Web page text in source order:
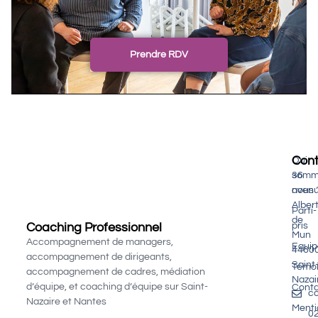
Prendre RDV
Coaching Professionnel
Accompagnement de managers,
accompagnement de dirigeants,
accompagnement de cadres, médiation
d’équipe, et coaching d’équipe sur Saint-
Nazaire et Nantes
Qui
nous
Parti-
pris
36
de
Mun